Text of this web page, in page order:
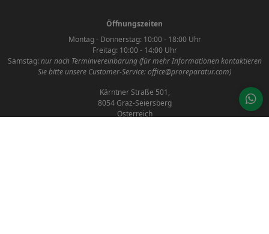
Öffnungszeiten
Montag - Donnerstag: 10:00 - 18:00 Uhr
Freitag: 10:00 - 14:00 Uhr
Samstag: nur nach Terminvereinbarung (für mehr Informationen kontaktieren
Sie bitte unsere Customer-Service: office@proreparatur.com)
Kärntner Straße 501,
8054 Graz-Seiersberg
Österreich